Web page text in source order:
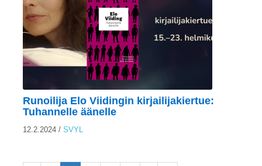
Runoilija Elo Viidingin kirjailijakiertue:
Tuhannelle äänelle
12.2.2024/ SVYL